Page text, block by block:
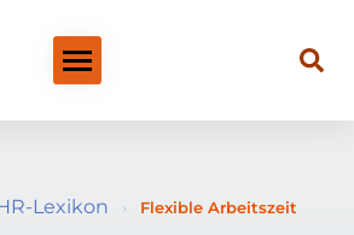
Lexikon › Flexible Arbeitszeit